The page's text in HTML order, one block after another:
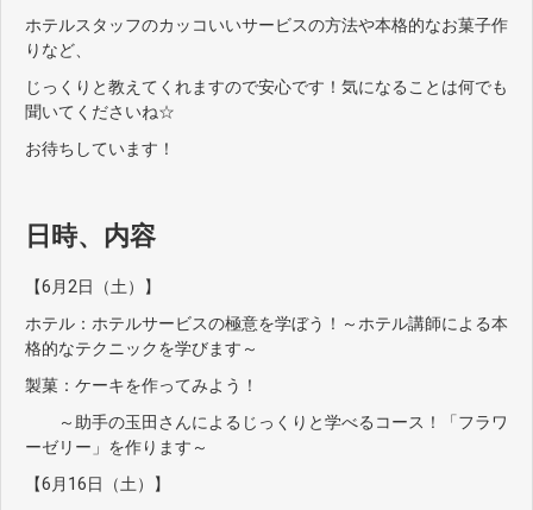
ホテルスタッフのカッコいいサービスの方法や本格的なお菓子作
りなど、
じっくりと教えてくれますので安心です！気になることは何でも
聞いてくださいね☆
お待ちしています！
日時、内容
【6月2日（土）】
ホテル：ホテルサービスの極意を学ぼう！～ホテル講師による本
格的なテクニックを学びます～
製菓：ケーキを作ってみよう！
～助手の玉田さんによるじっくりと学べるコース！「フラワ
ーゼリー」を作ります～
【6月16日（土）】